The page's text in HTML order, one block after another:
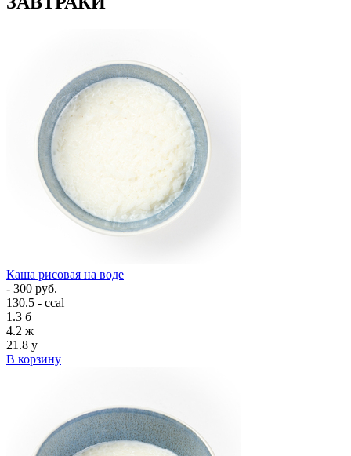
Каша рисовая на воде
- 300 руб.
130.5 - ccal
1.3 б
4.2 ж
21.8 у
В корзину